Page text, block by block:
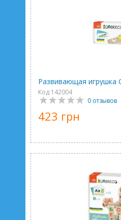
Развивающая игрушка
Код 142004
0 отзывов
423 грн